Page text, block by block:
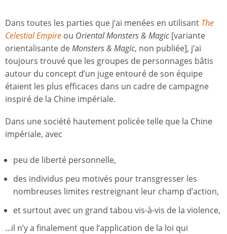
Dans toutes les parties que j’ai menées en utilisant The
Celestial Empire ou Oriental Monsters & Magic[variante
orientalisante deMonsters & Magic, non publiée], j’ai
toujours trouvé que les groupes de personnages bâtis
autour du concept d’un juge entouré de son équipe
étaient les plus efficaces dans un cadre de campagne
inspiré de la Chine impériale.
Dans une société hautement policée telle que la Chine
impériale, avec
peu de liberté personnelle,
des individus peu motivés pour transgresser les
nombreuses limites restreignant leur champ d’action,
et surtout avec un grand tabou vis-à-vis de la violence,
...il n’y a finalement que l’application de la loi qui